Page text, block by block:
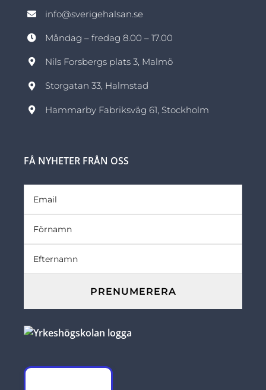
info@sverigehalsan.se
Måndag – fredag 8.00 – 17.00
Nils Forsbergs plats 3, Malmö
Storgatan 33, Halmstad
Hammarby Fabriksväg 61, Stockholm
FÅ NYHETER FRÅN OSS